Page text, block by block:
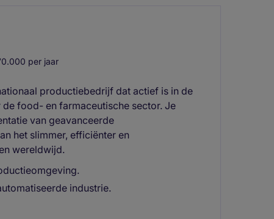
per jaar
productiebedrijf dat actief is in de
food- en farmaceutische sector. Je
van geavanceerde
het slimmer, efficiënter en
wereldwijd.
industrie.